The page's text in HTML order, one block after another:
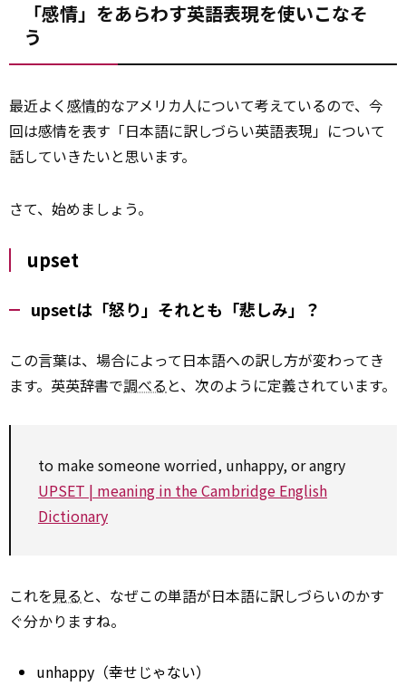
「感情」をあらわす英語表現を使いこなそ
う
最近よく感情的なアメリカ人について考えているので、今
回は感情を表す「日本語に訳しづらい英語表現」について
話していきたいと思います。
さて、始めましょう。
upset
upsetは「怒り」それとも「悲しみ」？
この言葉は、場合によって日本語への訳し方が変わってき
ます。英英辞書で調べる と、次のように定義されています。
to make someone worried, unhappy, or angry
UPSET | meaning in the Cambridge English
Dictionary
これを見る と、なぜこの単語が日本語に訳しづらいのかす
ぐ分かりますね。
unhappy（幸せじゃない）